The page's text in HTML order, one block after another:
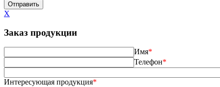
X
Заказ продукции
Имя*
Телефон*
Интересующая продукция*